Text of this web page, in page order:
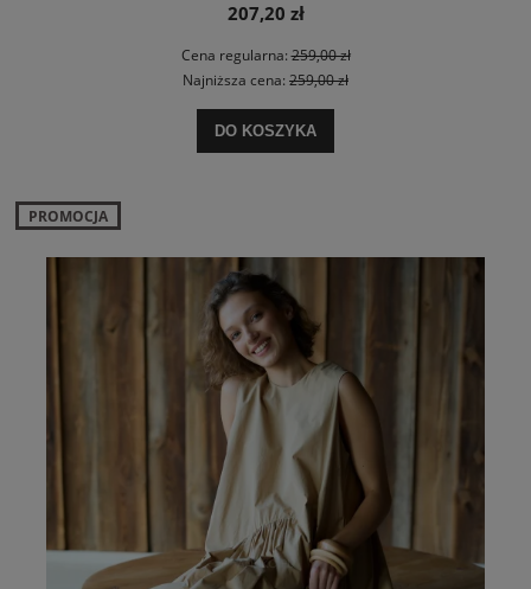
207,20 zł
Cena regularna:259,00 zł
Najniższa cena: 259,00 zł
DO KOSZYKA
PROMOCJA